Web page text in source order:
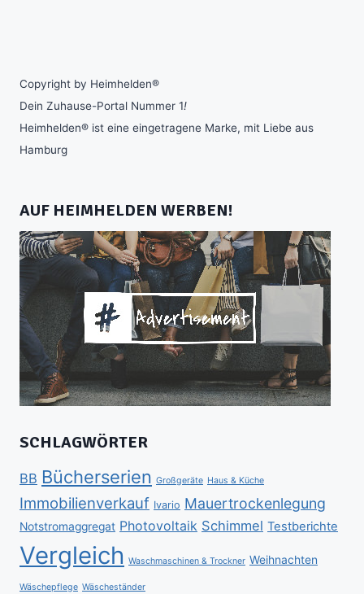
Copyright by Heimhelden®
Dein Zuhause-Portal Nummer 1!
Heimhelden® ist eine eingetragene Marke, mit Liebe aus
Hamburg
AUF HEIMHELDEN WERBEN!
SCHLAGWÖRTER
BB Bücherserien Großgeräte Haus & Küche
Immobilienverkauf Ivario Mauertrockenlegung
Notstromaggregat Photovoltaik Schimmel Testberichte
Vergleich Waschmaschinen & Trockner Weihnachten
Wäschepflege Wäscheständer